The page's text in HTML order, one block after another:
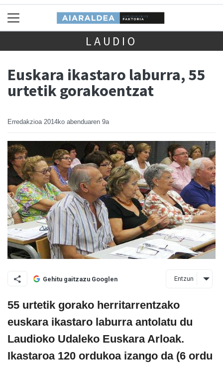
LAUDIO
Euskara ikastaro laburra, 55
urtetik gorakoentzat
Erredakzioa 2014ko abenduaren 9a
Gehitu gaitzazu Googlen Entzun
55 urtetik gorako herritarrentzako
euskara ikastaro laburra antolatu du
Laudioko Udaleko Euskara Arloak.
Ikastaroa 120 ordukoa izango da (6 ordu